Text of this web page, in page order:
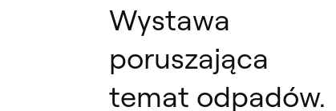
Wystawa
poruszająca
temat odpadów.